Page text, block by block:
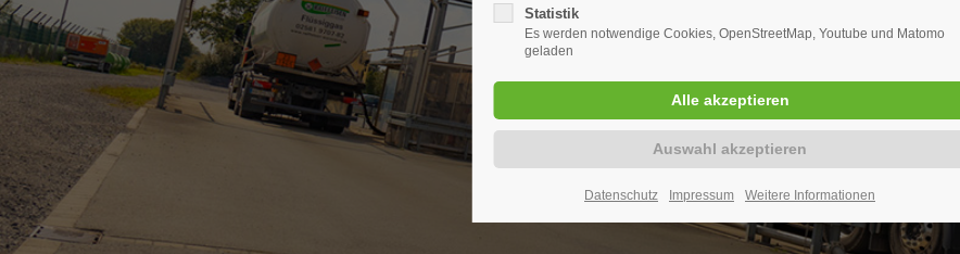
Statistik
Es werden notwendige Cookies, OpenStreetMap, Youtube und Matomo
geladen
Datenschutz Impressum Weitere Informationen